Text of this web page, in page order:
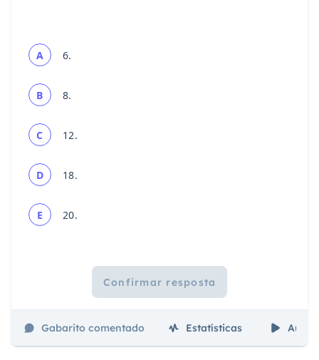
A 6.
B 8.
C 12.
D 18.
E 20.
Confirmar resposta
Gabarito comentado Estatísticas Aulas